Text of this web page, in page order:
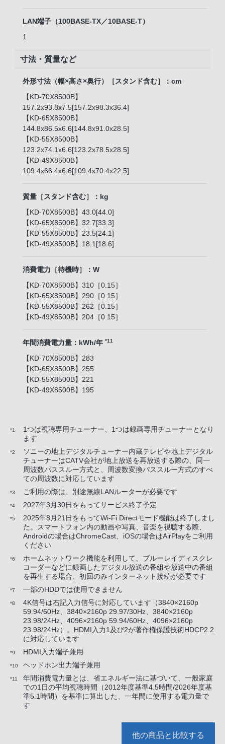
LAN端子（100BASE-TX／10BASE-T）
1
寸法・質量など
外形寸法（幅×高さ×奥行）［スタンド含む］：cm
【KD-70X8500B】
157.2x93.8x7.5[157.2x98.3x36.4]
【KD-65X8500B】
144.8x86.5x6.6[144.8x91.0x28.5]
【KD-55X8500B】
123.2x74.1x6.6[123.2x78.5x28.5]
【KD-49X8500B】
109.4x66.4x6.6[109.4x70.4x22.5]
質量［スタンド含む］：kg
【KD-70X8500B】43.0[44.0]
【KD-65X8500B】32.7[33.3]
【KD-55X8500B】23.5[24.1]
【KD-49X8500B】18.1[18.6]
消費電力［待機時］：W
【KD-70X8500B】310［0.15］
【KD-65X8500B】290［0.15］
【KD-55X8500B】262［0.15］
【KD-49X8500B】204［0.15］
年間消費電力量：kWh/年 *11
【KD-70X8500B】283
【KD-65X8500B】255
【KD-55X8500B】221
【KD-49X8500B】195
*1
1つは視聴専用チューナー、1つは録画専用チューナーとなり
ます
*2
ソニーの地上デジタルチューナー内蔵テレビや地上デジタル
チューナーはCATV会社が地上放送を再放送する際の、同一
周波数パススルー方式と、周波数変換パススルー方式のすべ
ての周波数に対応しています
*3 ご利用の際は、別途無線LANルーターが必要です
*4 2027年3月30日をもってサービス終了予定
*5
2025年8月21日をもってWi-Fi Directモード機能は終了しまし
た。スマートフォン内の動画や写真、音楽を視聴する際、
Androidの場合はChromeCast、iOSの場合はAirPlayをご利用
ください
*6
ホームネットワーク機能を利用して、ブルーレイディスクレ
コーダーなどに録画したデジタル放送の番組や放送中の番組
を再生する場合、初回のみインターネット接続が必要です
*7 一部のHDDでは使用できません
*8
4K信号は右記入力信号に対応しています（3840×2160p
59.94/60Hz、3840×2160p 29.97/30Hz、3840×2160p
23.98/24Hz、4096×2160p 59.94/60Hz、4096×2160p
23.98/24Hz）。HDMI入力1及び2が著作権保護技術HDCP2.2
に対応しています
*9 HDMI入力端子兼用
*10 ヘッドホン出力端子兼用
*11
年間消費電力量とは、省エネルギー法に基づいて、一般家庭
での1日の平均視聴時間（2012年度基準4.5時間/2026年度基
準5.1時間）を基準に算出した、一年間に使用する電力量で
す
他の商品と比較する